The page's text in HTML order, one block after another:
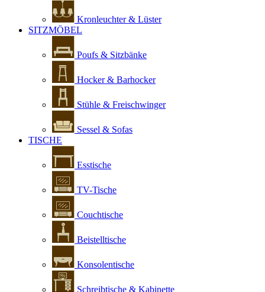
Kronleuchter & Lüster
SITZMÖBEL
Poufs & Sitzbänke
Hocker & Barhocker
Stühle & Freischwinger
Sessel & Sofas
TISCHE
Esstische
TV-Tische
Couchtische
Beistelltische
Konsolentische
Schreibtische & Kabinette